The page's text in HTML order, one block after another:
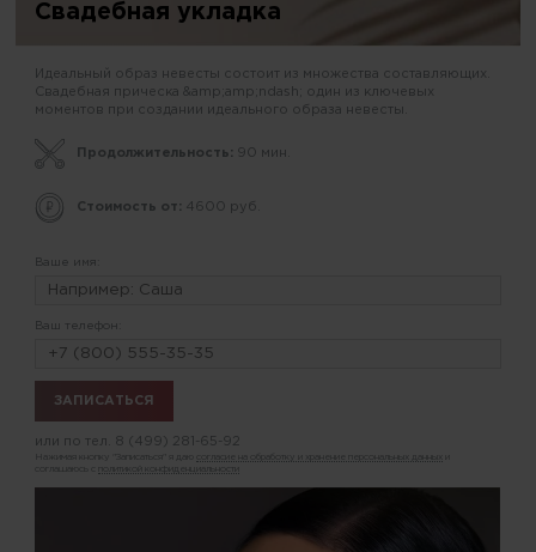
Свадебная укладка
Идеальный образ невесты состоит из множества составляющих.
Свадебная прическа &amp;amp;ndash; один из ключевых
моментов при создании идеального образа невесты.
Продолжительность: 90 мин.
Стоимость от: 4600 руб.
Ваше имя:
Ваш телефон:
или по тел. 8 (499) 281-65-92
Нажимая кнопку "Записаться" я даю согласие на обработку и хранение персональных данных
политикой конфиденциальности